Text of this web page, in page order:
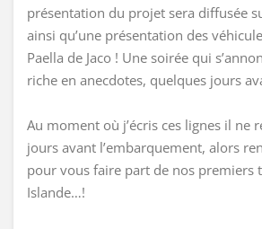
présentation du projet sera diffusée
ainsi qu’une présentation des
Paella de Jaco ! Une soirée qui
riche en anecdotes, quelques jours
Au moment où j’écris ces lignes il ne
jours avant l’embarquement, alors
pour vous faire part de nos premiers
Islande…!